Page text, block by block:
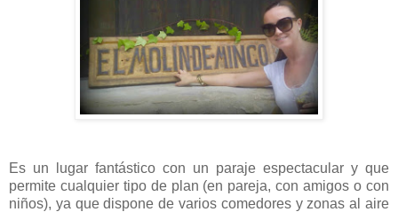
Es un lugar fantástico con un paraje espectacular y que
permite cualquier tipo de plan (en pareja, con amigos o con
niños), ya que dispone de varios comedores y zonas al aire